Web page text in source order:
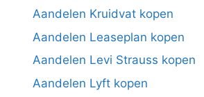
Aandelen Kruidvat kopen
Aandelen Leaseplan kopen
Aandelen Levi Strauss kopen
Aandelen Lyft kopen